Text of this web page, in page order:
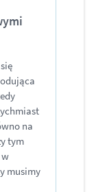
na
tym
w
musimy